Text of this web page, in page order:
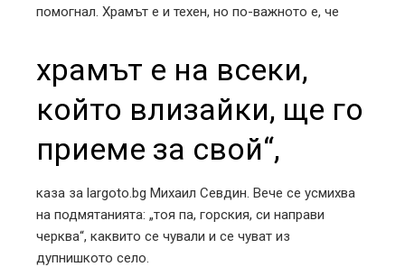
помогнал. Храмът е и техен, но по-важното е, че
храмът е на всеки,
който влизайки, ще го
приеме за свой“,
каза за largoto.bg Михаил Севдин. Вече се усмихва
на подмятанията: „тоя па, горския, си направи
черква“, каквито се чували и се чуват из
дупнишкото село.